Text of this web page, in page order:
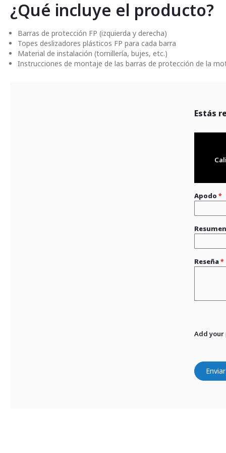
¿Qué incluye el producto?
Barras de protección FP (izquierda y derecha)
Topes deslizadores plásticos FP para cada barra
Material de instalación (tornillería, bujes, etc.)
Instrucciones de montaje de las barras de protección de la
Estás
Apodo
Resumen
Reseña
Add your